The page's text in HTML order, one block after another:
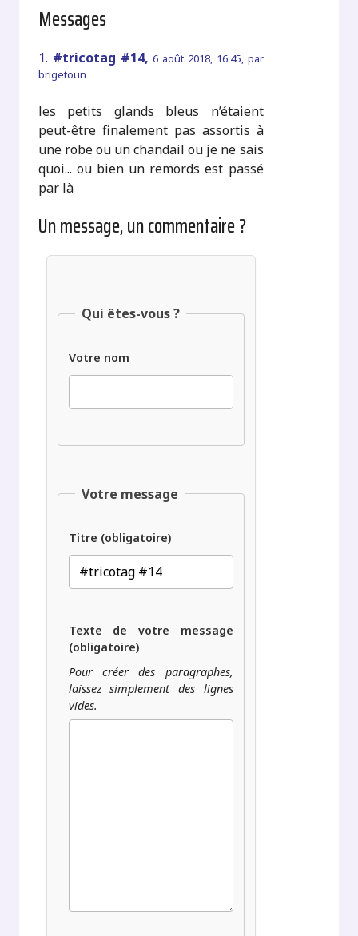
Messages
1. #tricotag #14,6 août 2018, 16:45, par
brigetoun
les petits glands bleus n’étaient
peut-être finalement pas assortis à
une robe ou un chandail ou je ne sais
quoi... ou bien un remords est passé
par là
Un message, un commentaire ?
Qui êtes-vous ?
Votre nom
Votre message
Titre (obligatoire)
Texte de votre message
(obligatoire)
Pour créer des paragraphes,
laissez simplement des lignes
vides.